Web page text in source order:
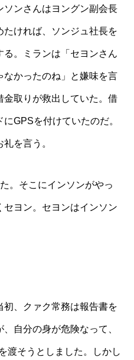
ソンさんはヨングン副会長
たければ、ソンジュ社長を
。ミランは「セヨンさん
なかったのね」と嫌味を言
金取りが救出していた。借
GPSを付けていたのだ。
を言う。
。そこにインソンがやっ
ヨン。セヨンはインソン
、クァク常務は報告書を
自分の身が危険なって、
渡そうとしました。しかし